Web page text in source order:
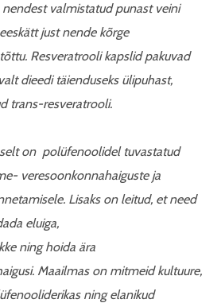
valmistatud punast veini
just nende kõrge
Resveratrooli kapslid pakuvad
dieedi täienduseks ülipuhast,
trans-resveratrooli.
on polüfenoolidel tuvastatud
veresoonkonnahaiguste ja
Lisaks on leitud, et need
eluiga,
ning hoida ära
Maailmas on mitmeid kultuure,
ning elanikud